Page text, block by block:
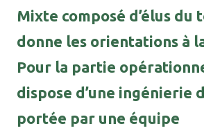
Mixte composé d’élus
donne les orientations à
Pour la partie
dispose d’une ingénierie
portée par une équipe